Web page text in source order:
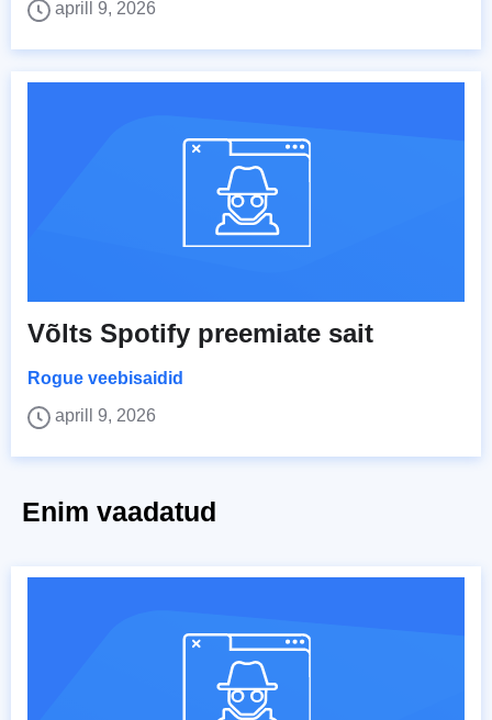
aprill 9, 2026
Võlts Spotify preemiate sait
Rogue veebisaidid
aprill 9, 2026
Enim vaadatud